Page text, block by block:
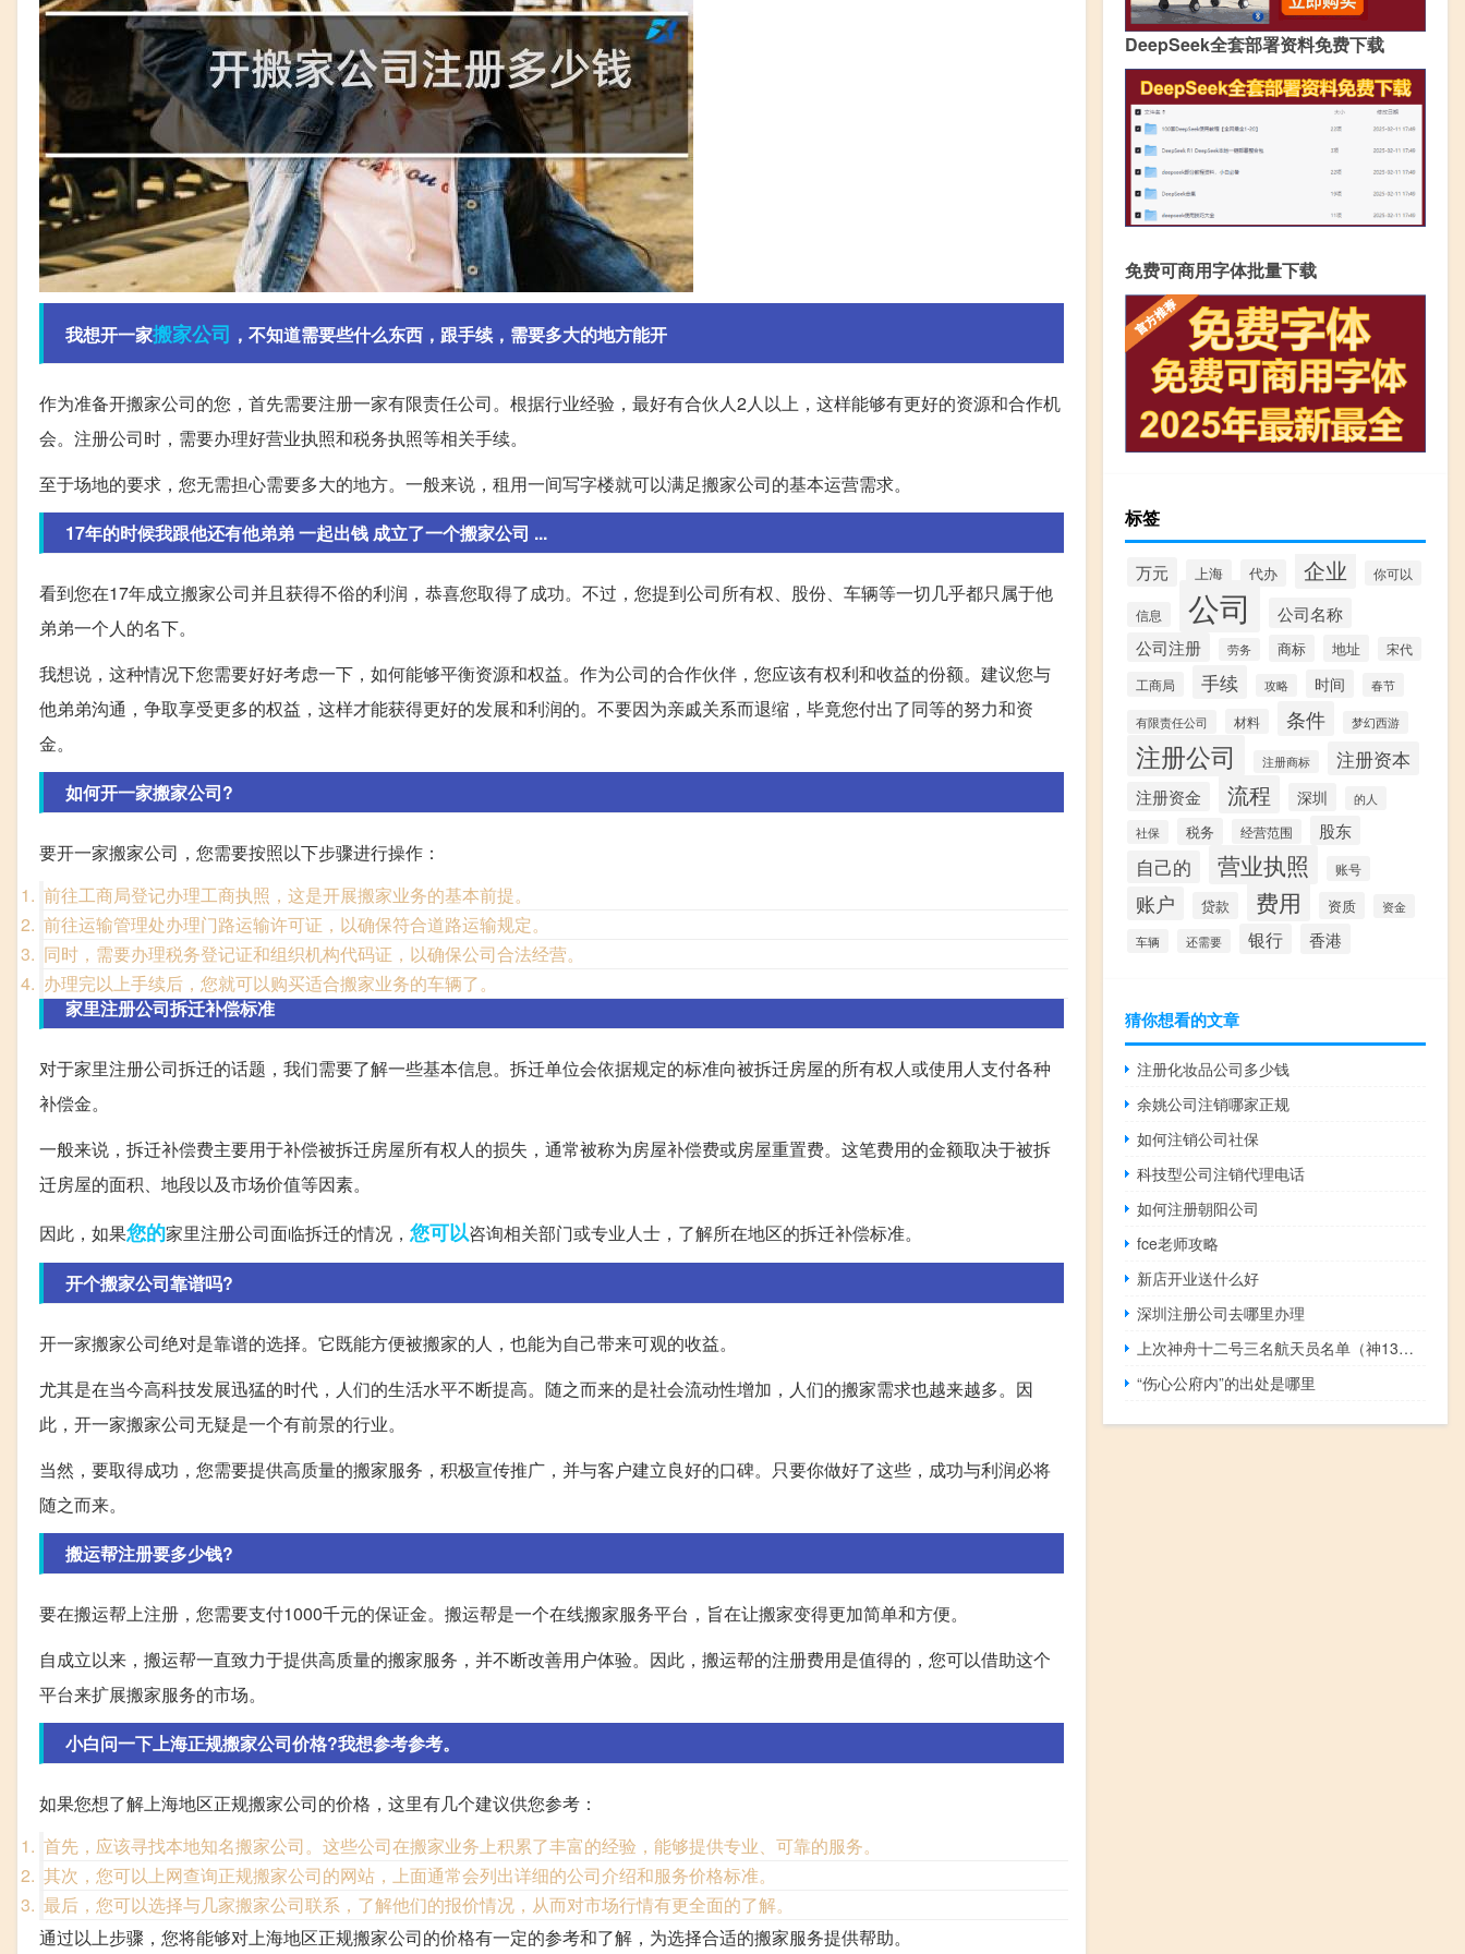
我想开一家搬家公司 ，不知道需要些什么东西，跟手续，需要多大的地方能开
作为准备开搬家公司的您，首先需要注册一家有限责任公司。根据行业经验，最好有合伙人2人以上，这样能够有更好的资源和合作机
会。注册公司时，需要办理好营业执照和税务执照等相关手续。
至于场地的要求，您无需担心需要多大的地方。一般来说，租用一间写字楼就可以满足搬家公司的基本运营需求。
17年的时候我跟他还有他弟弟 一起出钱 成立了一个搬家公司 ...
看到您在17年成立搬家公司并且获得不俗的利润，恭喜您取得了成功。不过，您提到公司所有权、股份、车辆等一切几乎都只属于他
弟弟一个人的名下。
我想说，这种情况下您需要好好考虑一下，如何能够平衡资源和权益。作为公司的合作伙伴，您应该有权利和收益的份额。建议您与
他弟弟沟通，争取享受更多的权益，这样才能获得更好的发展和利润的。不要因为亲戚关系而退缩，毕竟您付出了同等的努力和资
金。
如何开一家搬家公司?
要开一家搬家公司，您需要按照以下步骤进行操作：
前往工商局登记办理工商执照，这是开展搬家业务的基本前提。
前往运输管理处办理门路运输许可证，以确保符合道路运输规定。
同时，需要办理税务登记证和组织机构代码证，以确保公司合法经营。
办理完以上手续后，您就可以购买适合搬家业务的车辆了。
家里注册公司拆迁补偿标准
对于家里注册公司拆迁的话题，我们需要了解一些基本信息。拆迁单位会依据规定的标准向被拆迁房屋的所有权人或使用人支付各种
补偿金。
一般来说，拆迁补偿费主要用于补偿被拆迁房屋所有权人的损失，通常被称为房屋补偿费或房屋重置费。这笔费用的金额取决于被拆
迁房屋的面积、地段以及市场价值等因素。
因此，如果您的家里注册公司面临拆迁的情况， 您可以咨询相关部门或专业人士，了解所在地区的拆迁补偿标准。
开个搬家公司靠谱吗?
开一家搬家公司绝对是靠谱的选择。它既能方便被搬家的人，也能为自己带来可观的收益。
尤其是在当今高科技发展迅猛的时代，人们的生活水平不断提高。随之而来的是社会流动性增加，人们的搬家需求也越来越多。因
此，开一家搬家公司无疑是一个有前景的行业。
当然，要取得成功，您需要提供高质量的搬家服务，积极宣传推广，并与客户建立良好的口碑。只要你做好了这些，成功与利润必将
随之而来。
搬运帮注册要多少钱?
要在搬运帮上注册，您需要支付1000千元的保证金。搬运帮是一个在线搬家服务平台，旨在让搬家变得更加简单和方便。
自成立以来，搬运帮一直致力于提供高质量的搬家服务，并不断改善用户体验。因此，搬运帮的注册费用是值得的，您可以借助这个
平台来扩展搬家服务的市场。
小白问一下上海正规搬家公司价格?我想参考参考。
如果您想了解上海地区正规搬家公司的价格，这里有几个建议供您参考：
首先，应该寻找本地知名搬家公司。这些公司在搬家业务上积累了丰富的经验，能够提供专业、可靠的服务。
其次，您可以上网查询正规搬家公司的网站，上面通常会列出详细的公司介绍和服务价格标准。
最后，您可以选择与几家搬家公司联系，了解他们的报价情况，从而对市场行情有更全面的了解。
通过以上步骤，您将能够对上海地区正规搬家公司的价格有一定的参考和了解，为选择合适的搬家服务提供帮助。
DeepSeek全套部署资料免费下载
免费可商用字体批量下载
标签
万元 上海 代办 企业 你可以
信息 公司 公司名称
公司注册 劳务 商标 地址 宋代
工商局 手续 攻略 时间 春节
有限责任公司 材料 条件 梦幻西游
注册公司 注册商标 注册资本
注册资金 流程 深圳
的人
社保
税务 经营范围 股东
自己的 营业执照 账号
账户 贷款 费用 资质
资金
车辆
还需要 银行 香港
猜你想看的文章
注册化妆品公司多少钱
余姚公司注销哪家正规
如何注销公司社保
科技型公司注销代理电话
如何注册朝阳公司
fce老师攻略
新店开业送什么好
深圳注册公司去哪里办理
上次神舟十二号三名航天员名单（神13航天员名单公布,神舟十三号航天员名单）
“伤心公府内”的出处是哪里